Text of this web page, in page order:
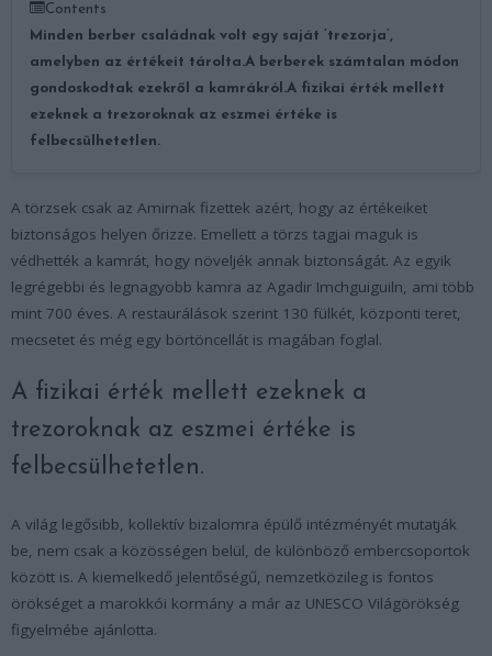
Contents
Minden berber családnak volt egy saját ’trezorja’,
amelyben az értékeit tárolta.A berberek számtalan módon
gondoskodtak ezekről a kamrákról.A fizikai érték mellett
ezeknek a trezoroknak az eszmei értéke is
felbecsülhetetlen.
A törzsek csak az Amirnak fizettek azért, hogy az értékeiket
biztonságos helyen őrizze. Emellett a törzs tagjai maguk is
védhették a kamrát, hogy növeljék annak biztonságát. Az egyik
legrégebbi és legnagyobb kamra az Agadir Imchguiguiln, ami több
mint 700 éves. A restaurálások szerint 130 fülkét, központi teret,
mecsetet és még egy börtöncellát is magában foglal.
A fizikai érték mellett ezeknek a
trezoroknak az eszmei értéke is
felbecsülhetetlen.
A világ legősibb, kollektív bizalomra épülő intézményét mutatják
be, nem csak a közösségen belül, de különböző embercsoportok
között is. A kiemelkedő jelentőségű, nemzetközileg is fontos
örökséget a marokkói kormány a már az UNESCO Világörökség
figyelmébe ajánlotta.